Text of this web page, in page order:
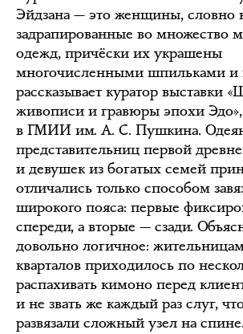
Эйдзана — это женщины, словно
задрапированные во множество
одежд, причёски их украшены
многочисленными шпильками и
рассказывает куратор выставки
живописи и гравюры эпохи
в ГМИИ им. А. С. Пушкина.
представительниц первой
и девушек из богатых семей
отличались только способом
широкого пояса: первые
спереди, а вторые — сзади.
довольно логичное:
кварталов приходилось по
распахивать кимоно перед
и не звать же каждый раз слуг,
развязали сложный узел на спине.